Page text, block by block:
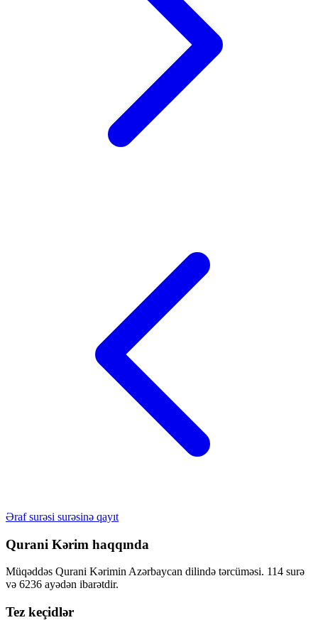
Əraf surəsi surəsinə qayıt
Qurani Kərim haqqında
Müqəddəs Qurani Kərimin Azərbaycan dilində tərcüməsi. 114 surə
və 6236 ayədən ibarətdir.
Tez keçidlər